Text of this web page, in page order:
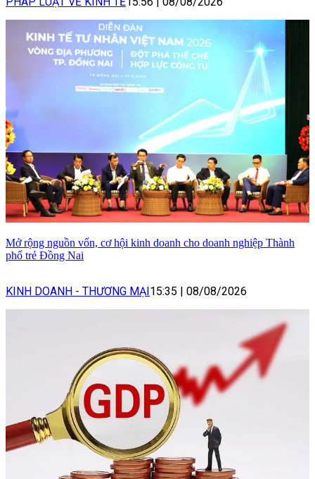
Mở rộng nguồn vốn, cơ hội kinh doanh cho doanh nghiệp Thành
phố trẻ Đồng Nai
KINH DOANH - THƯƠNG MẠI 15:35 08/08/2026